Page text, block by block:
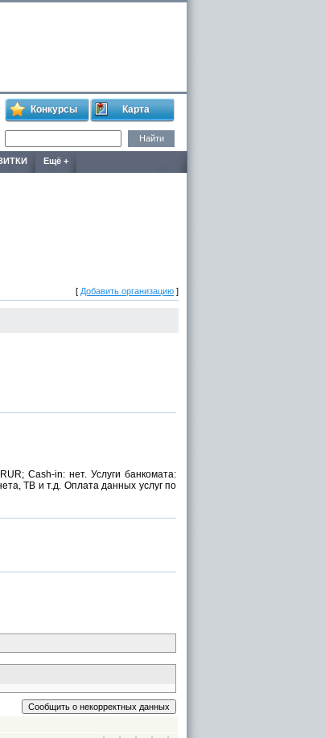
Конкурсы Карта
Ещё +
[ Добавить организацию ]
Cash-in: нет. Услуги банкомата:
ТВ и т.д. Оплата данных услуг по